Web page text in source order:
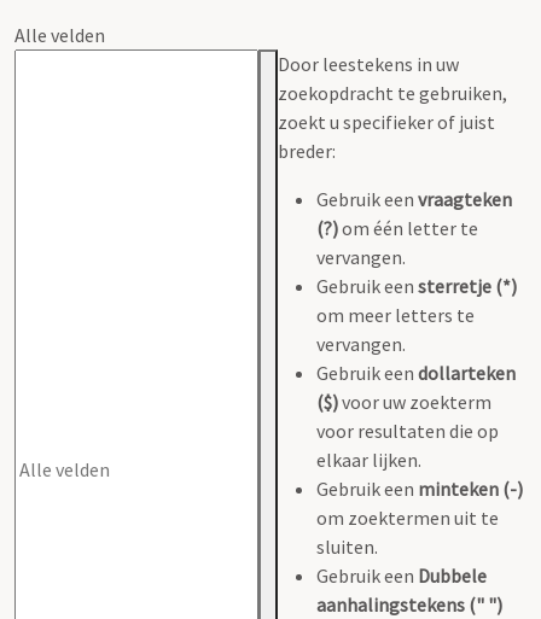
Alle velden
Door leestekens in uw
zoekopdracht te gebruiken,
zoekt u specifieker of juist
breder:
Gebruik een vraagteken
(?)om één letter te
vervangen.
Gebruik een sterretje (*)
om meer letters te
vervangen.
Gebruik een dollarteken
($)voor uw zoekterm
voor resultaten die op
elkaar lijken.
Gebruik een minteken (-)
om zoektermen uit te
sluiten.
Gebruik een Dubbele
aanhalingstekens (" ")